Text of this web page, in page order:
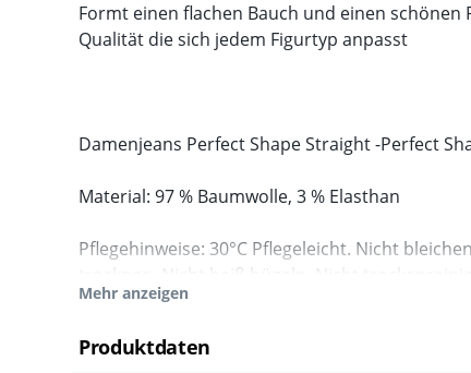
Formt einen flachen Bauch und einen schönen
Qualität die sich jedem Figurtyp anpasst
Damenjeans Perfect Shape Straight -Perfect
Material: 97 % Baumwolle, 3 % Elasthan
Pflegehinweise: 30°C Pflegeleicht. Nicht
trocknen. Nicht heiß bügeln. Nicht
Mehr anzeigen
Produktdaten